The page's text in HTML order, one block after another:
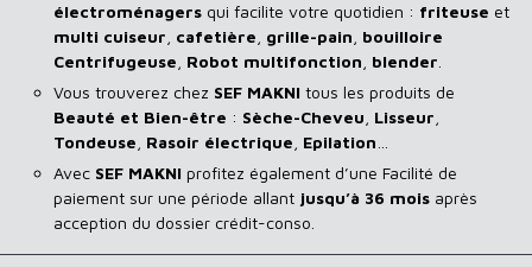
électroménagers qui facilite votre quotidien : friteuse et
multi cuiseur cafetière grille-pain bouilloire
Centrifugeuse Robot multifonction blender
Vous trouverez chez SEF MAKNI tous les produits de
Beauté et Bien-être : Sèche-Cheveu Lisseur
Tondeuse Rasoir électrique Epilation
Avec SEF MAKNI profitez également d’une Facilité de
paiement sur une période allant jusqu’à 36 mois après
acception du dossier crédit-conso.